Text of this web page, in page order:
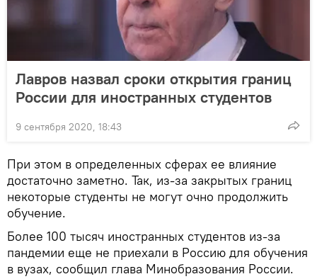
Лавров назвал сроки открытия границ
России для иностранных студентов
9 сентября 2020, 18:43
При этом в определенных сферах ее влияние
достаточно заметно. Так, из-за закрытых границ
некоторые студенты не могут очно продолжить
обучение.
Более 100 тысяч иностранных студентов из-за
пандемии еще не приехали в Россию для обучения
в вузах, сообщил глава Минобразования России.